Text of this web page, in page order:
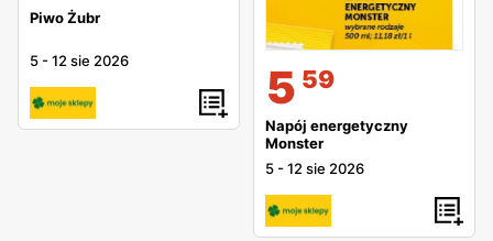
Piwo Żubr
5 -12 sie 2026 5 59
Napój energetyczny
Monster
5 -12 sie 2026